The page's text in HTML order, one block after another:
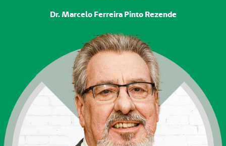
Dr. Marcelo Ferreira Pinto Rezende